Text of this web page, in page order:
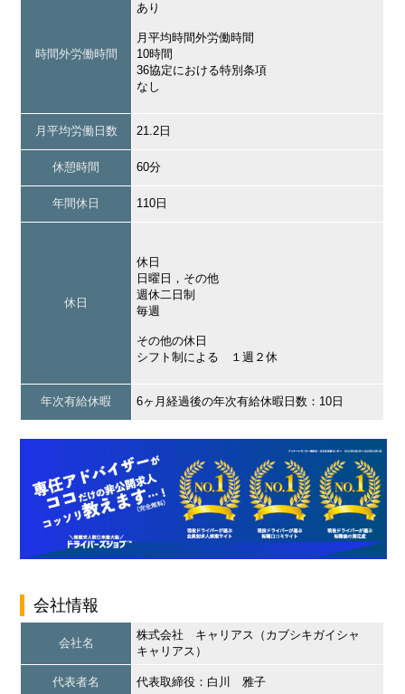
時間外労働時間
あり
月平均時間外労働時間
10時間
36協定における特別条項
なし
月平均労働日数 21.2日
休憩時間 60分
年間休日 110日
休日
休日
日曜日，その他
週休二日制
毎週
その他の休日
シフト制による １週２休
年次有給休暇 6ヶ月経過後の年次有給休暇日数：10日
会社情報
会社名
株式会社 キャリアス（カブシキガイシャ
キャリアス）
代表者名 代表取締役：白川 雅子